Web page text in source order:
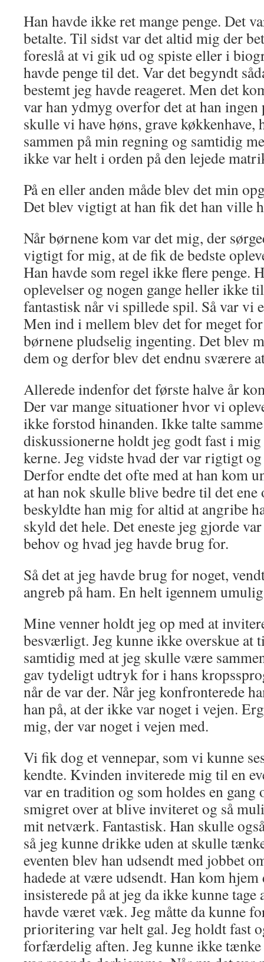
Han havde ikke ret mange penge. Det
betalte. Til sidst var det altid mig der
foreslå at vi gik ud og spiste eller i
havde penge til det. Var det begyndt
bestemt jeg havde reageret. Men det
var han ydmyg overfor det at han
skulle vi have høns, grave
sammen på min regning og samtidig
ikke var helt i orden på den lejede
På en eller anden måde blev det min
Det blev vigtigt at han fik det han ville
Når børnene kom var det mig, der
vigtigt for mig, at de fik de bedste
Han havde som regel ikke flere penge.
oplevelser og nogen gange heller ikke
fantastisk når vi spillede spil. Så var vi
Men ind i mellem blev det for meget
børnene pludselig ingenting. Det blev
dem og derfor blev det endnu sværere
Allerede indenfor det første halve år
Der var mange situationer hvor vi
ikke forstod hinanden. Ikke talte
diskussionerne holdt jeg godt fast i
kerne. Jeg vidste hvad der var rigtigt
Derfor endte det ofte med at han kom
at han nok skulle blive bedre til det ene
beskyldte han mig for altid at angribe
skyld det hele. Det eneste jeg gjorde
behov og hvad jeg havde brug for.
Så det at jeg havde brug for noget,
angreb på ham. En helt igennem
Mine venner holdt jeg op med at
besværligt. Jeg kunne ikke overskue at
samtidig med at jeg skulle være
gav tydeligt udtryk for i hans
når de var der. Når jeg konfronterede
han på, at der ikke var noget i vejen.
mig, der var noget i vejen med.
Vi fik dog et vennepar, som vi kunne
kendte. Kvinden inviterede mig til en
var en tradition og som holdes en gang
smigret over at blive inviteret og så
mit netværk. Fantastisk. Han skulle
så jeg kunne drikke uden at skulle
eventen blev han udsendt med jobbet
hadede at være udsendt. Han kom hjem
insisterede på at jeg da ikke kunne tage
havde været væk. Jeg måtte da kunne
prioritering var helt gal. Jeg holdt fast
forfærdelig aften. Jeg kunne ikke tænke